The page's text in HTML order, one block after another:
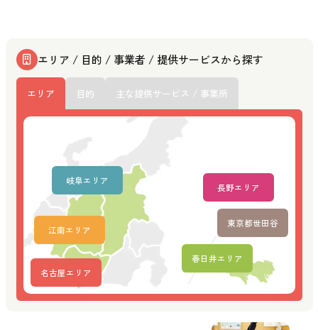
エリア / 目的 / 事業者 / 提供サービスから探す
エリア 目的 主な提供サービス / 事業所
名古屋エリア
江南エリア
春日井エリア
岐阜エリア
長野エリア
東京都世田谷